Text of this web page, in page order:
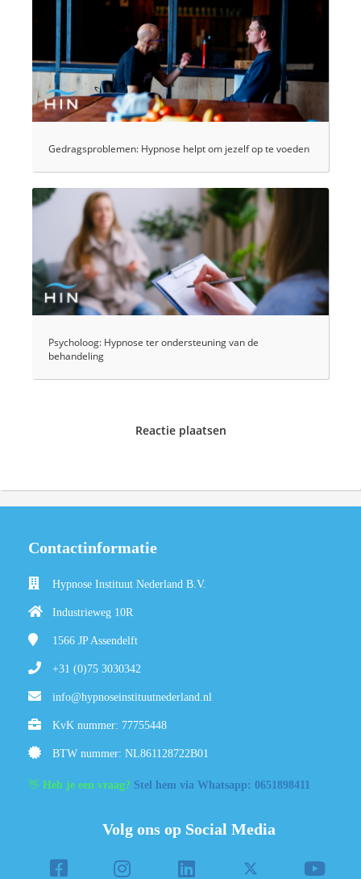
Gedragsproblemen: Hypnose helpt om jezelf op te voeden
Psycholoog: Hypnose ter ondersteuning van de
behandeling
Reactie plaatsen
Contactinformatie
Hypnose Instituut Nederland B.V.
Industrieweg 10R
1566 JP Assendelft
+31 (0)75 3030342
info@hypnoseinstituutnederland.nl
KvK nummer: 77755448
BTW nummer: NL861128722B01
👋 Heb je een vraag? Stel hem via Whatsapp: 0651898411
Volg ons op Social Media